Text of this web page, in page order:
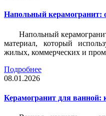
Напольный керамогранит:
Напольный
материал, который
жилых, коммерческих и
Подробнее
08.01.2026
Керамогранит для ванной: